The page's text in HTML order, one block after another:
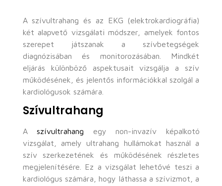
A szívultrahang és az EKG (elektrokardiográfia)
két alapvető vizsgálati módszer, amelyek fontos
szerepet játszanak a szívbetegségek
diagnózisában és monitorozásában. Mindkét
eljárás különböző aspektusait vizsgálja a szív
működésének, és jelentős információkkal szolgál a
kardiológusok számára.
Szívultrahang
Aszívultrahang egy non-invazív képalkotó
vizsgálat, amely ultrahang hullámokat használ a
szív szerkezetének és működésének részletes
megjelenítésére. Ez a vizsgálat lehetővé teszi a
kardiológus számára, hogy láthassa a szívizmot, a